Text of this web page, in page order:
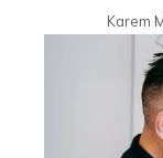
Karem